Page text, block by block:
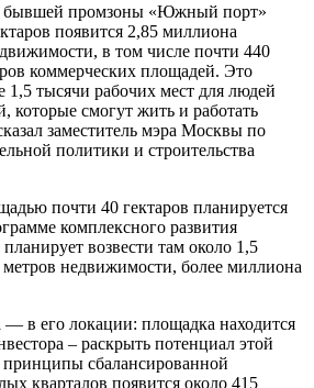
бывшей промзоны «Южный порт»
появится 2,85 миллиона
в том числе почти 440
коммерческих площадей. Это
1,5 тысячи рабочих мест для людей
которые смогут жить и работать
заместитель мэра Москвы по
политики и строительства
почти 40 гектаров планируется
комплексного развития
возвести там около 1,5
недвижимости, более миллиона
— в его локации: площадка находится
– раскрыть потенциал этой
сбалансированной
кварталов появится около 415